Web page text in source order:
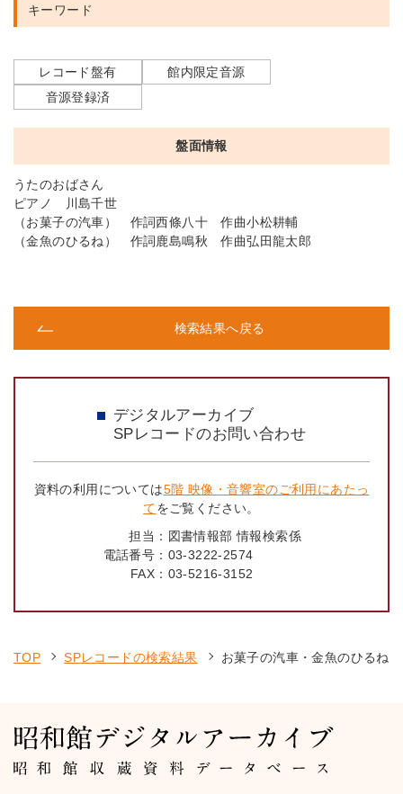
盤面情報
うたのおばさん
ピアノ 川島千世
（お菓子の汽車） 作詞西條八十 作曲小松耕輔
（金魚のひるね） 作詞鹿島鳴秋 作曲弘田龍太郎
キーワード
レコード盤有
館内限定音源
音源登録済
検索結果へ戻る
デジタルアーカイブ
SPレコードのお問い合わせ
資料の利用については5階 映像・音響室のご利用にあたっ
てをご覧ください。
担当： 図書情報部 情報検索係
電話番号： 03-3222-2574
FAX： 03-5216-3152
TOP SPレコードの検索結果 お菓子の汽車・金魚のひるね